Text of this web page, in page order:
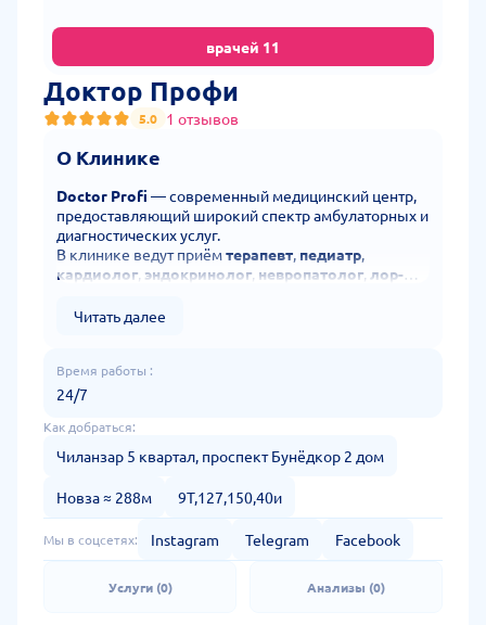
врачей 11
Доктор Профи
5.0 1 отзывов
О Клинике
Doctor Profi — современный медицинский центр,
предоставляющий широкий спектр амбулаторных и
диагностических услуг.
В клинике ведут приёмтерапевт, педиатр,
кардиолог, эндокринолог, невропатолог, лор-
ПроводятсяУЗИ
Клиника оснащена
а команда врачей обладает
квалификацией и внимательным подходом
каждому пациенту.
Основная цель —
точная диагностика
эффективное лечениеизабота о здоровье всей
семьи
Читать далее
Время работы :
24/7
Как добраться:
Чиланзар 5 квартал, проспект Бунёдкор 2 дом
Новза ≈ 288м 9Т,127,150,40и
Мы в соцсетях: Instagram Telegram Facebook
Услуги (0) Анализы (0)